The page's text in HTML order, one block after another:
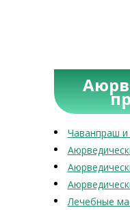
Чаванпраш и
Лечебные